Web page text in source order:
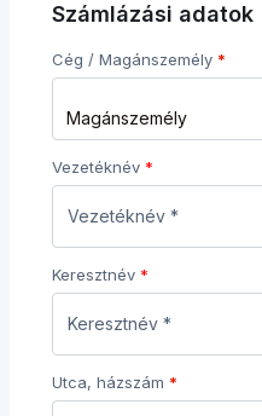
Számlázási adatok
Cég / Magánszemély *
Vezetéknév
Keresztnév
Utca, házszám *